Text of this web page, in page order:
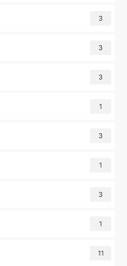
3
3
3
1
3
1
3
1
11